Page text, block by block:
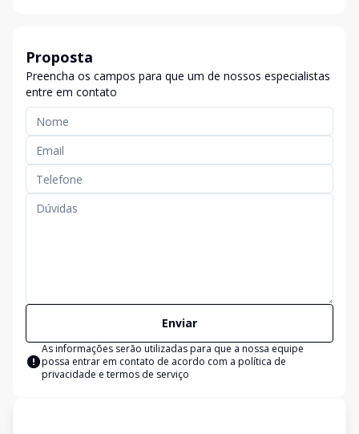
Proposta
Preencha os campos para que um de nossos especialistas
entre em contato
Enviar
As informações serão utilizadas para que a nossa equipe
possa entrar em contato de acordo com a política de
privacidade e termos de serviço